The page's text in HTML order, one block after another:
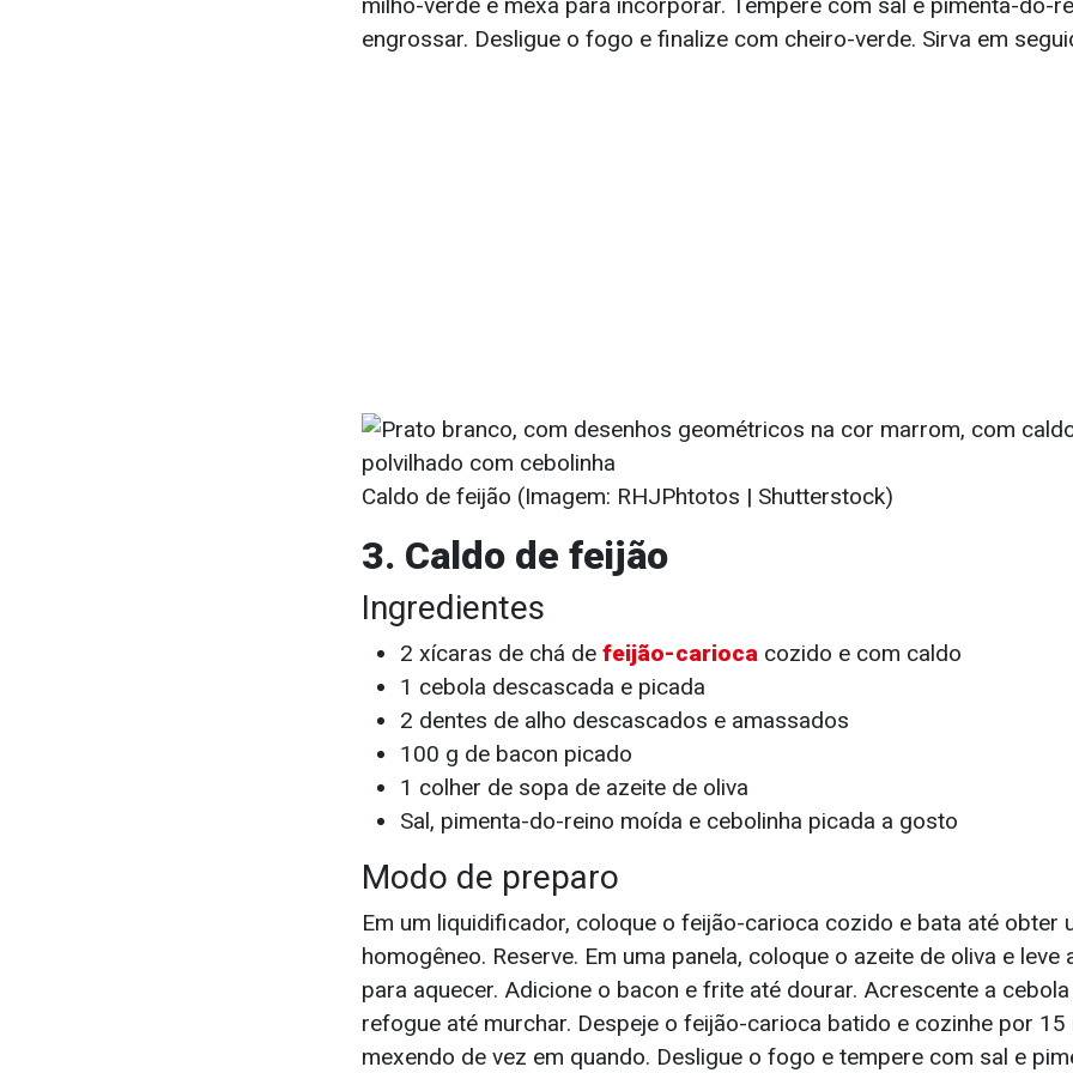
milho-verde e mexa para incorporar. Tempere com sal e pimenta-do-
engrossar. Desligue o fogo e finalize com cheiro-verde. Sirva em
Caldo de feijão (Imagem: RHJPhtotos | Shutterstock)
3. Caldo de feijão
Ingredientes
2 xícaras de chá de feijão-carioca cozido e com caldo
1 cebola descascada e picada
2 dentes de alho descascados e amassados
100 g de bacon picado
1 colher de sopa de azeite de oliva
Sal, pimenta-do-reino moída e cebolinha picada a gosto
Modo de preparo
Em um liquidificador, coloque o feijão-carioca cozido e bata até obter
homogêneo. Reserve. Em uma panela, coloque o azeite de oliva e
para aquecer. Adicione o bacon e frite até dourar. Acrescente a
refogue até murchar. Despeje o feijão-carioca batido e cozinhe por 15
mexendo de vez em quando. Desligue o fogo e tempere com sal e